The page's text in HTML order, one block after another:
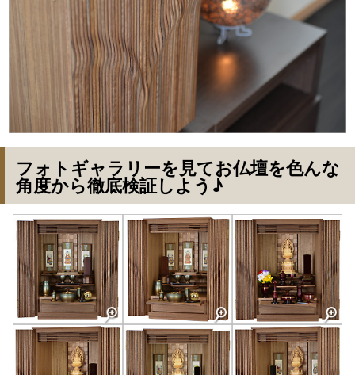
フォトギャラリーを見てお仏壇を色んな
角度から徹底検証しよう♪